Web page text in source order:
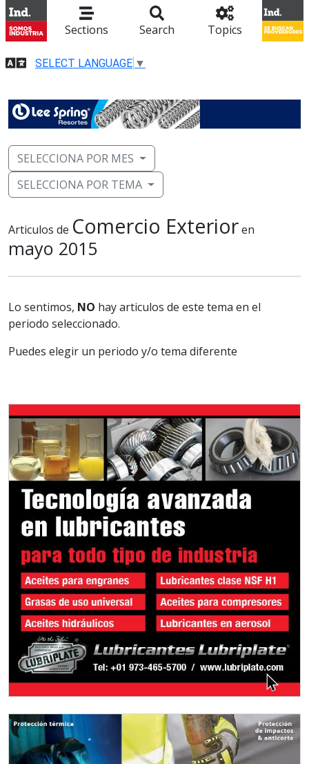
Sections Search Topics
SELECT LANGUAGE ▼
SELECCIONA POR MES
SELECCIONA POR TEMA
Articulos de Comercio Exterioren
mayo 2015
Lo sentimos, NO hay articulos de este tema en el
periodo seleccionado.
Puedes elegir un periodo y/o tema diferente